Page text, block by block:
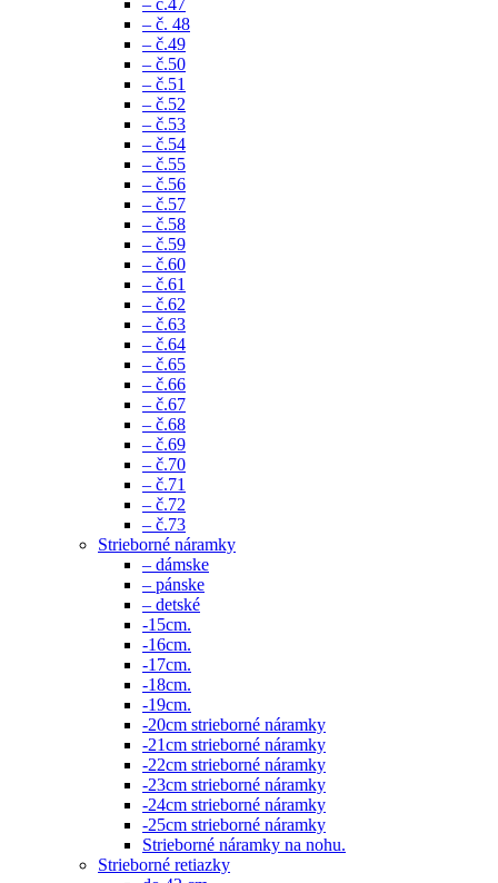
– č.47
– č. 48
– č.49
– č.50
– č.51
– č.52
– č.53
– č.54
– č.55
– č.56
– č.57
– č.58
– č.59
– č.60
– č.61
– č.62
– č.63
– č.64
– č.65
– č.66
– č.67
– č.68
– č.69
– č.70
– č.71
– č.72
– č.73
Strieborné náramky
– dámske
– pánske
– detské
-15cm.
-16cm.
-17cm.
-18cm.
-19cm.
-20cm strieborné náramky
-21cm strieborné náramky
-22cm strieborné náramky
-23cm strieborné náramky
-24cm strieborné náramky
-25cm strieborné náramky
Strieborné náramky na nohu.
Strieborné retiazky